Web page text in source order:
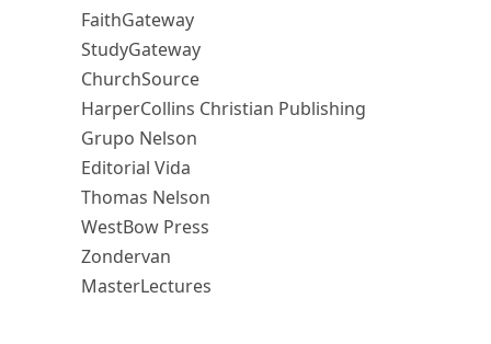
FaithGateway
StudyGateway
ChurchSource
HarperCollins Christian Publishing
Grupo Nelson
Editorial Vida
Thomas Nelson
WestBow Press
Zondervan
MasterLectures